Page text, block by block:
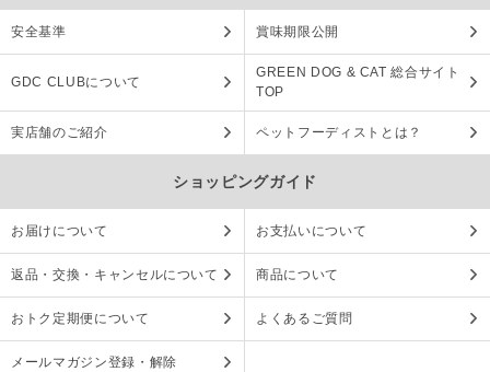
安全基準 賞味期限公開
GDC CLUBについて
GREEN DOG & CAT 総合サイト
TOP
実店舗のご紹介 ペットフーディストとは？
ショッピングガイド
お届けについて お支払いについて
返品・交換・キャンセルについて 商品について
おトク定期便について よくあるご質問
メールマガジン登録・解除